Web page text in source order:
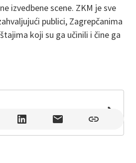
izvedbene scene. ZKM je sve
publici, Zagrepčanima
koji su ga učinili i čine ga